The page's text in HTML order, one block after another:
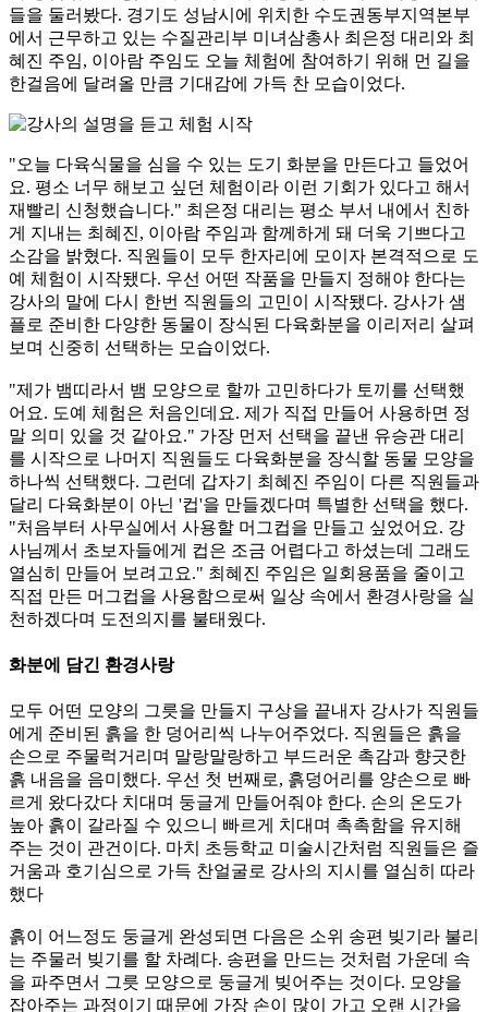
들을 둘러봤다. 경기도 성남시에 위치한 수도권동부지역본부
에서 근무하고 있는 수질관리부 미녀삼총사 최은정 대리와 최
혜진 주임, 이아람 주임도 오늘 체험에 참여하기 위해 먼 길을
한걸음에 달려올 만큼 기대감에 가득 찬 모습이었다.
"오늘 다육식물을 심을 수 있는 도기 화분을 만든다고 들었어
요. 평소 너무 해보고 싶던 체험이라 이런 기회가 있다고 해서
재빨리 신청했습니다." 최은정 대리는 평소 부서 내에서 친하
게 지내는 최혜진, 이아람 주임과 함께하게 돼 더욱 기쁘다고
소감을 밝혔다. 직원들이 모두 한자리에 모이자 본격적으로 도
예 체험이 시작됐다. 우선 어떤 작품을 만들지 정해야 한다는
강사의 말에 다시 한번 직원들의 고민이 시작됐다. 강사가 샘
플로 준비한 다양한 동물이 장식된 다육화분을 이리저리 살펴
보며 신중히 선택하는 모습이었다.
"제가 뱀띠라서 뱀 모양으로 할까 고민하다가 토끼를 선택했
어요. 도예 체험은 처음인데요. 제가 직접 만들어 사용하면 정
말 의미 있을 것 같아요." 가장 먼저 선택을 끝낸 유승관 대리
를 시작으로 나머지 직원들도 다육화분을 장식할 동물 모양을
하나씩 선택했다. 그런데 갑자기 최혜진 주임이 다른 직원들과
달리 다육화분이 아닌 '컵'을 만들겠다며 특별한 선택을 했다.
"처음부터 사무실에서 사용할 머그컵을 만들고 싶었어요. 강
사님께서 초보자들에게 컵은 조금 어렵다고 하셨는데 그래도
열심히 만들어 보려고요." 최혜진 주임은 일회용품을 줄이고
직접 만든 머그컵을 사용함으로써 일상 속에서 환경사랑을 실
천하겠다며 도전의지를 불태웠다.
화분에 담긴 환경사랑
모두 어떤 모양의 그릇을 만들지 구상을 끝내자 강사가 직원들
에게 준비된 흙을 한 덩어리씩 나누어주었다. 직원들은 흙을
손으로 주물럭거리며 말랑말랑하고 부드러운 촉감과 향긋한
흙 내음을 음미했다. 우선 첫 번째로, 흙덩어리를 양손으로 빠
르게 왔다갔다 치대며 둥글게 만들어줘야 한다. 손의 온도가
높아 흙이 갈라질 수 있으니 빠르게 치대며 촉촉함을 유지해
주는 것이 관건이다. 마치 초등학교 미술시간처럼 직원들은 즐
거움과 호기심으로 가득 찬얼굴로 강사의 지시를 열심히 따라
했다
흙이 어느정도 둥글게 완성되면 다음은 소위 송편 빚기라 불리
는 주물러 빚기를 할 차례다. 송편을 만드는 것처럼 가운데 속
을 파주면서 그릇 모양으로 둥글게 빚어주는 것이다. 모양을
잡아주는 과정이기 때문에 가장 손이 많이 가고 오랜 시간을